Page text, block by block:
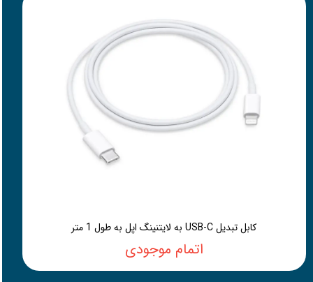
کابل تبدیل USB-C به لایتنینگ اپل به طول 1 متر
اتمام موجودی